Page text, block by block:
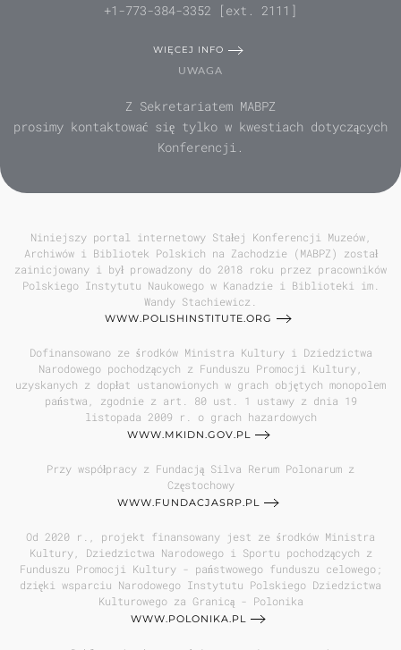
+1-773-384-3352 [ext. 2111]
WIĘCEJ INFO
UWAGA
Z Sekretariatem MABPZ
prosimy kontaktować się tylko w kwestiach dotyczących
Konferencji.
Niniejszy portal internetowy Stałej Konferencji Muzeów,
Archiwów i Bibliotek Polskich na Zachodzie (MABPZ) został
zainicjowany i był prowadzony do 2018 roku przez pracowników
Polskiego Instytutu Naukowego w Kanadzie i Biblioteki im.
Wandy Stachiewicz.
WWW.POLISHINSTITUTE.ORG
Dofinansowano ze środków Ministra Kultury i Dziedzictwa
Narodowego pochodzących z Funduszu Promocji Kultury,
uzyskanych z dopłat ustanowionych w grach objętych monopolem
państwa, zgodnie z art. 80 ust. 1 ustawy z dnia 19
listopada 2009 r. o grach hazardowych
WWW.MKIDN.GOV.PL
Przy współpracy z Fundacją Silva Rerum Polonarum z
Częstochowy
WWW.FUNDACJASRP.PL
Od 2020 r., projekt finansowany jest ze środków Ministra
Kultury, Dziedzictwa Narodowego i Sportu pochodzących z
Funduszu Promocji Kultury - państwowego funduszu celowego;
dzięki wsparciu Narodowego Instytutu Polskiego Dziedzictwa
Kulturowego za Granicą - Polonika
WWW.POLONIKA.PL